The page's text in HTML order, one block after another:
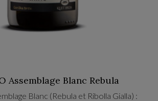
Assemblage Blanc Rebula
Blanc (Rebula et Ribolla Gialla) :